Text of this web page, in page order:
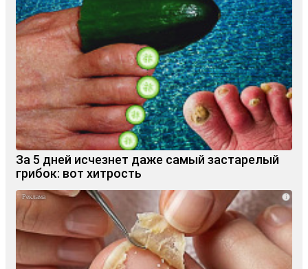
За 5 дней исчезнет даже самый застарелый
грибок: вот хитрость
i